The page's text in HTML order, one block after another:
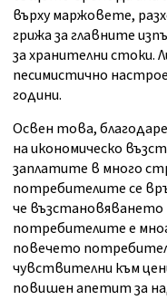
върху маржовете,
грижа за главните
за хранителни стоки.
песимистично
години.
Освен това,
на икономическо
заплатите в много
потребителите се
че
потребителите е
повечето
чувствителни към
повишен апетит за